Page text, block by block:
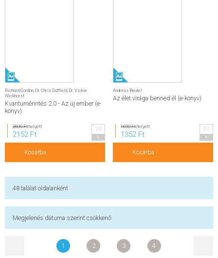
Richard Gordon Dr. Chris Duffield Dr. Vickie
Wickhorst
Kvantumérintés 2.0 - Az új ember (e-
könyv)
2690 Fthelyett
2152 Ft
20
Kosárba
Andreas Beutel
Az élet virága benned él (e-könyv)
1690 Fthelyett
1352 Ft
20
Kosárba
48 találat oldalanként
Megjelenés dátuma szerint csökkenő
1 2 3 4